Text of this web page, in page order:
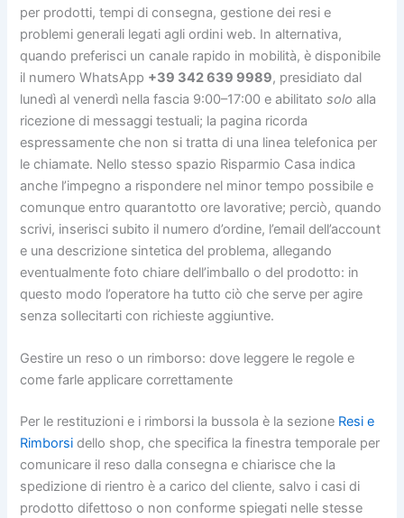
per prodotti, tempi di consegna, gestione dei resi e
problemi generali legati agli ordini web. In alternativa,
quando preferisci un canale rapido in mobilità, è disponibile
il numero WhatsApp +39 342 639 9989, presidiato dal
lunedì al venerdì nella fascia 9:00–17:00 e abilitatosolo alla
ricezione di messaggi testuali; la pagina ricorda
espressamente che non si tratta di una linea telefonica per
le chiamate. Nello stesso spazio Risparmio Casa indica
anche l’impegno a rispondere nel minor tempo possibile e
comunque entro quarantotto ore lavorative; perciò, quando
scrivi, inserisci subito il numero d’ordine, l’email dell’account
e una descrizione sintetica del problema, allegando
eventualmente foto chiare dell’imballo o del prodotto: in
questo modo l’operatore ha tutto ciò che serve per agire
senza sollecitarti con richieste aggiuntive.
Gestire un reso o un rimborso: dove leggere le regole e
come farle applicare correttamente
Per le restituzioni e i rimborsi la bussola è la sezione Resi e
Rimborsi dello shop, che specifica la finestra temporale per
comunicare il reso dalla consegna e chiarisce che la
spedizione di rientro è a carico del cliente, salvo i casi di
prodotto difettoso o non conforme spiegati nelle stesse